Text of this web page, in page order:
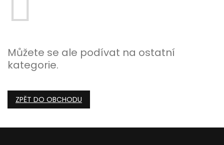
Můžete se ale podívat na ostatní
kategorie.
ZPĚT DO OBCHODU